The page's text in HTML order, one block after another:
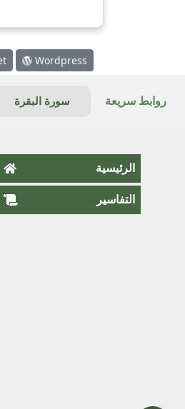
Wordpress
روابط سريعة سورة البقرة
الرئيسية
التفاسير